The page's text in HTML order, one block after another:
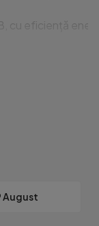
cu eficiență
cu
avantaje
August